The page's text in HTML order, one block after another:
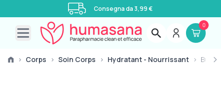
Consegna da 3,99 €
Open main menu
0
› Corps › Soin Corps › Hydratant - Nourrissant › Burro